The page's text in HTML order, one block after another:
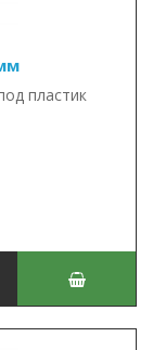
пластик